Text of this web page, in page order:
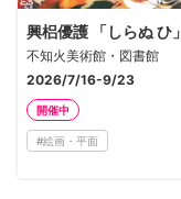
興梠優護 「しらぬ ひ」
不知火美術館・図書館
2026/7/16-9/23
開催中
#絵画・平面